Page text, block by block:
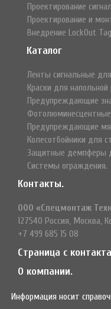
Проектирование
Проектирование и
Внедрение LockOut
Каталог
Ленты сигнальные
Краски для напольной
Предупреждающие
Предупреждающие
Колесотбойники для
Защитные демпферы
Системы ограждения.
Контакты.
ООО «Спецмонтаж
127540 Россия, Москва,
+7 499 685 15 08
Страница с
О компании.
Информация носит